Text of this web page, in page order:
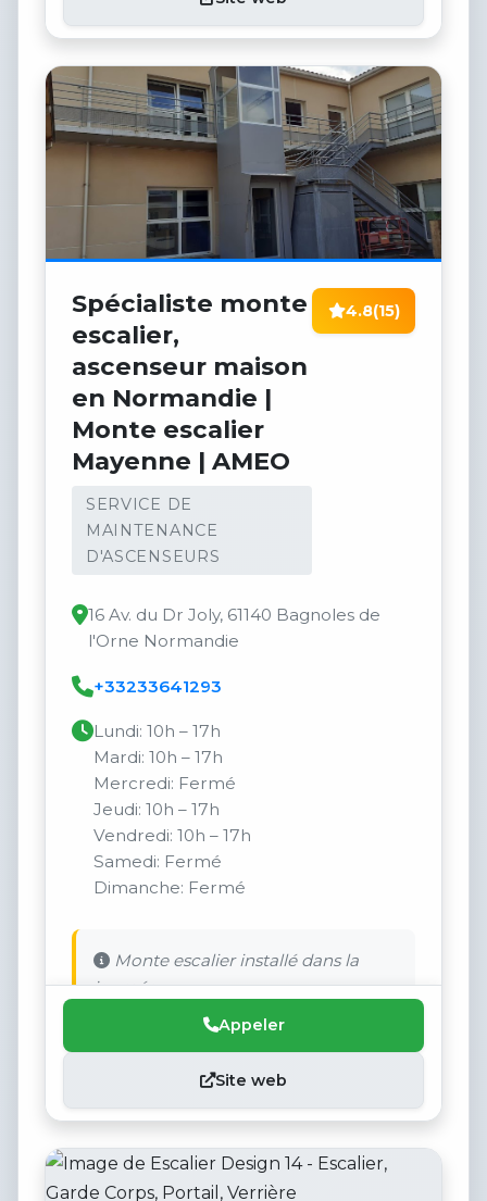
Spécialiste monte
escalier,
ascenseur maison
en Normandie |
Monte escalier
Mayenne | AMEO
SERVICE DE
MAINTENANCE
D'ASCENSEURS
4.8(15)
16 Av. du Dr Joly, 61140 Bagnoles de
l'Orne Normandie
+33233641293
Lundi: 10h – 17h
Mardi: 10h – 17h
Mercredi: Fermé
Jeudi: 10h – 17h
Vendredi: 10h – 17h
Samedi: Fermé
Dimanche: Fermé
Monte escalier installé dans la
journée.
Appeler
Site web